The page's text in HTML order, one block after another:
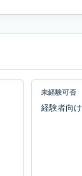
未経験可否
経験者向け